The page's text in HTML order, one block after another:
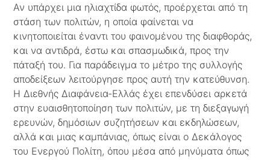
Αν υπάρχει μια ηλιαχτίδα φωτός, προέρχεται από τη
στάση των πολιτών, η οποία φαίνεται να
κινητοποιείται έναντι του φαινομένου της διαφθοράς,
και να αντιδρά, έστω και σπασμωδικά, προς την
πάταξή του. Για παράδειγμα το μέτρο της συλλογής
αποδείξεων λειτούργησε προς αυτή την κατεύθυνση.
Η Διεθνής Διαφάνεια-Ελλάς έχει επενδύσει αρκετά
στην ευαισθητοποίηση των πολιτών, με τη διεξαγωγή
ερευνών, δημόσιων συζητήσεων και εκδηλώσεων,
αλλά και μιας καμπάνιας, όπως είναι ο Δεκάλογος
του Ενεργού Πολίτη, όπου μέσα από μηνύματα όπως